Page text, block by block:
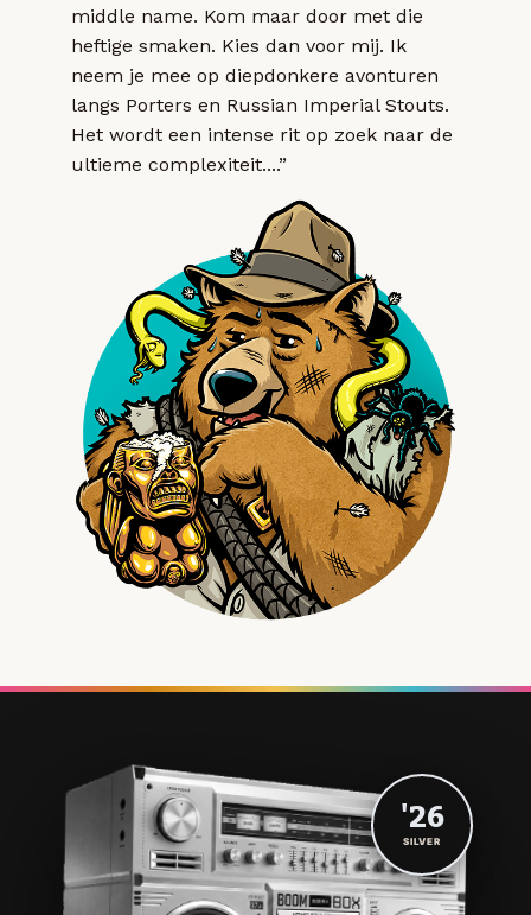
middle name. Kom maar door met die
heftige smaken. Kies dan voor mij. Ik
neem je mee op diepdonkere avonturen
langs Porters en Russian Imperial Stouts.
Het wordt een intense rit op zoek naar de
ultieme complexiteit....”
'26
SILVER